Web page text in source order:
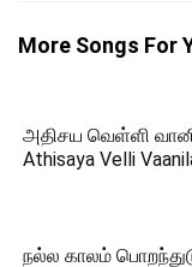
More Songs For
அதிசய வெள்ளி
Athisaya Velli
நல்ல காலம்